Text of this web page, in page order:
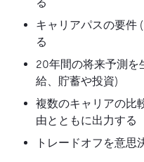
キャリアパスの要件
る
20年間の将来予測を
給、貯蓄や投資)
複数のキャリアの比
由とともに出力する
トレードオフを意思